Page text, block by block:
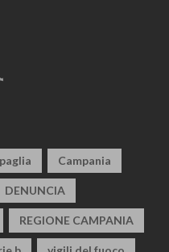
Campania
DENUNCIA
REGIONE CAMPANIA